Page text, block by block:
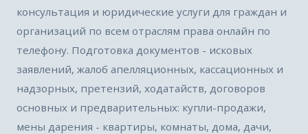
консультация и юридические услуги для граждан и
организаций по всем отраслям права онлайн по
телефону. Подготовка документов - исковых
заявлений, жалоб апелляционных, кассационных и
надзорных, претензий, ходатайств, договоров
основных и предварительных: купли-продажи,
мены дарения - квартиры, комнаты, дома, дачи,